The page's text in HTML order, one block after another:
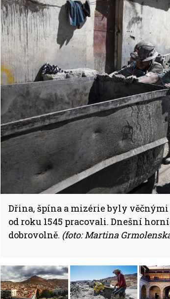
Dřina, špína a mizérie byly
od roku 1545 pracovali. Dnešní
dobrovolně. (foto: Martina